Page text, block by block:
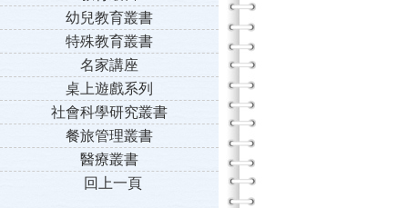
幼兒教育叢書
特殊教育叢書
名家講座
桌上遊戲系列
社會科學研究叢書
餐旅管理叢書
醫療叢書
回上一頁